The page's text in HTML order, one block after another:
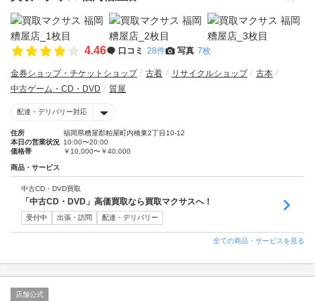
4.46 口コミ 28件 写真 7枚
金券ショップ・チケットショップ 古着 リサイクルショップ
古本
中古ゲーム・CD・DVD
質屋
配達・デリバリー対応
住所
福岡県糟屋郡粕屋町内橋東2丁目10-12
本日の営業状況 10:00〜20:00
価格帯
￥10,000〜￥40,000
商品・サービス
中古CD・DVD買取
「中古CD・DVD」高価買取なら買取マクサスへ！
受付中 出張・訪問 配達・デリバリー
全ての商品・サービスを見る
店舗公式